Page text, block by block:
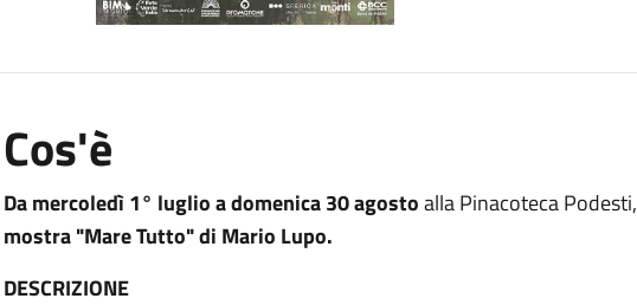
Cos'è
Da mercoledì 1° luglio a domenica 30 agostoalla Pinacoteca Podesti,
mostra "Mare Tutto" di Mario Lupo.
DESCRIZIONE